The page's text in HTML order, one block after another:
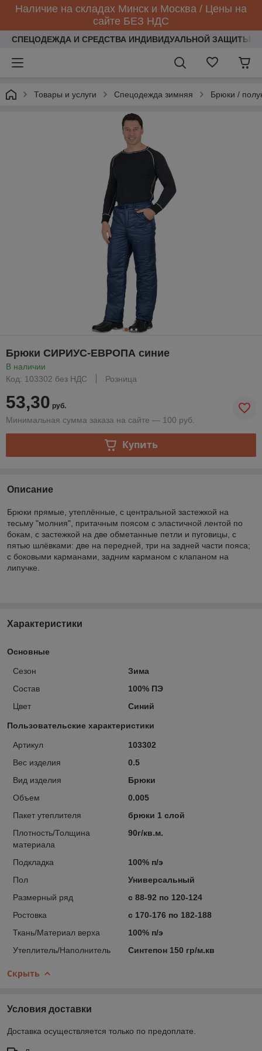
Наличие на складах Минск и Москва / Цены на
сайте БЕЗ НДС
СПЕЦОДЕЖДА И СРЕДСТВА ИНДИВИДУАЛЬНОЙ ЗАЩИТЫ
Товары и услуги Спецодежда зимняя Брюки /
Брюки СИРИУС-ЕВРОПА синие
В наличии
Код: 103302 без НДС
Розница
53,30 руб.
Минимальная сумма заказа на сайте — 100 руб.
Купить
Описание
Брюки прямые, утеплённые, с центральной застежкой на
тесьму "молния", притачным поясом с эластичной лентой по
бокам, с застежкой на две обметанные петли и пуговицы, с
пятью шлёвками: две на передней, три на задней части пояса;
с боковыми карманами, задним карманом с клапаном на
липучке.
Характеристики
Основные
Сезон
Зима
Состав
100% ПЭ
Цвет
Синий
Пользовательские характеристики
Артикул
103302
Вес изделия
0.5
Вид изделия
Брюки
Объем
0.005
Пакет утеплителя
брюки 1 слой
Плотность/Толщина
материала
90г/кв.м.
Подкладка
100% п/э
Пол
Универсальный
Размерный ряд
с 88-92 по 120-124
Ростовка
с 170-176 по 182-188
Ткань/Материал верха
100% п/э
Утеплитель/Наполнитель
Синтепон 150 гр/м.кв
Скрыть
Условия доставки
Доставка осуществляется только по предоплате.